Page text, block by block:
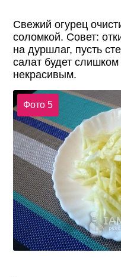
Свежий огурец
соломкой. Совет:
на дуршлаг, пусть
салат будет
некрасивым.
Фото 5